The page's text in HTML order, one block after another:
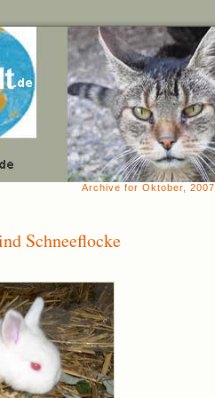
Archive for Oktober, 2007
Schneeflocke